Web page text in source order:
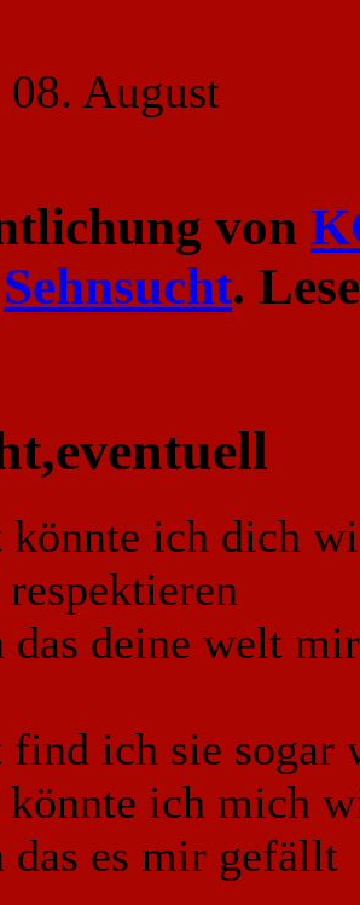
08. August
von
Sehnsucht.
ich dich
das deine welt
ich sie sogar
ich mich
das es mir gefällt